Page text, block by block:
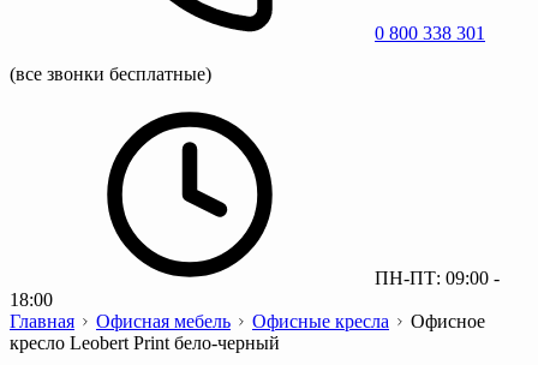
0 800 338 301
(все звонки бесплатные)
ПН-ПТ: 09:00 -
18:00
Главная
Офисная мебель Офисные кресла
Офисное
кресло Leobert Print бело-черный